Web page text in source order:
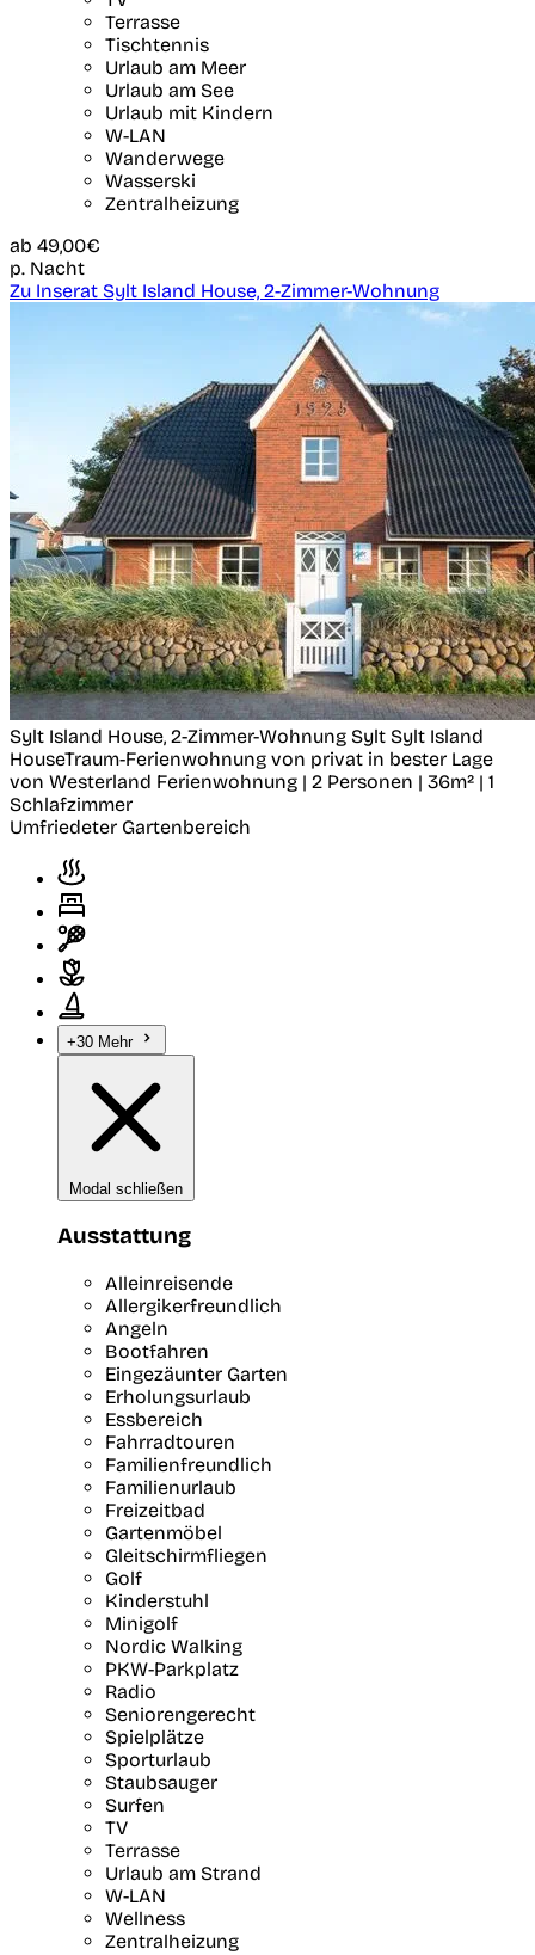
Terrasse
Tischtennis
Urlaub am Meer
Urlaub am See
Urlaub mit Kindern
W-LAN
Wanderwege
Wasserski
Zentralheizung
ab 49,00€
p. Nacht
Zu Inserat Sylt Island House, 2-Zimmer-Wohnung
Sylt Island House, 2-Zimmer-Wohnung Sylt Sylt Island
HouseTraum-Ferienwohnung von privat in bester Lage
von Westerland Ferienwohnung | 2 Personen | 36m² | 1
Schlafzimmer
Umfriedeter Gartenbereich
+30 Mehr
Modal schließen
Ausstattung
Alleinreisende
Allergikerfreundlich
Angeln
Bootfahren
Eingezäunter Garten
Erholungsurlaub
Essbereich
Fahrradtouren
Familienfreundlich
Familienurlaub
Freizeitbad
Gartenmöbel
Gleitschirmfliegen
Golf
Kinderstuhl
Minigolf
Nordic Walking
PKW-Parkplatz
Radio
Seniorengerecht
Spielplätze
Sporturlaub
Staubsauger
Surfen
TV
Terrasse
Urlaub am Strand
W-LAN
Wellness
Zentralheizung